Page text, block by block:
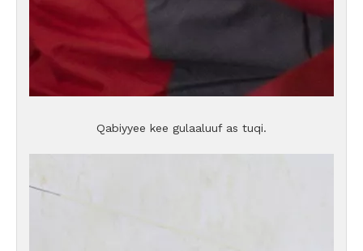
Qabiyyee kee gulaaluuf as tuqi.